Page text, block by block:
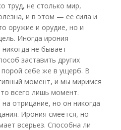
труд, не столько мир,
и в этом — ее сила и
оружие и орудие, но и
Иногда ирония
не бывает
заставить других
порой себе же в ущерб. В
момент, и мы миримся
всего лишь момент.
отрицание, но он никогда
Ирония смеется, но
всерьез. Способна ли